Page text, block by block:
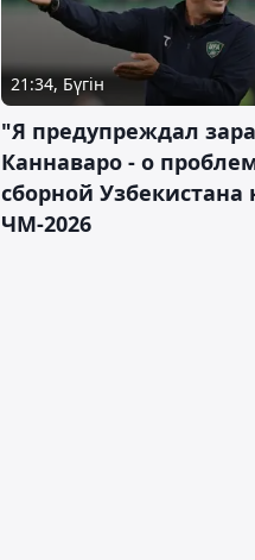
21:34, Бүгін
"Я предупреждал
Каннаваро - о
сборной Узбекистана
ЧМ-2026